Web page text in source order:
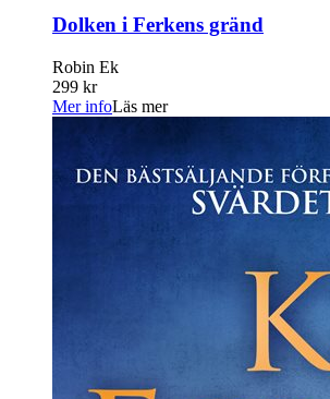
Dolken i Ferkens gränd
Robin Ek
299 kr
Mer infoLäs mer